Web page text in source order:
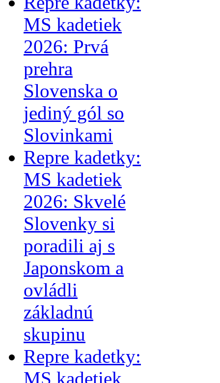
MS kadetiek
2026: Prvá
prehra
Slovenska o
jediný gól so
Slovinkami
Repre kadetky:
MS kadetiek
2026: Skvelé
Slovenky si
poradili aj s
Japonskom a
ovládli
základnú
skupinu
Repre kadetky:
MS kadetiek